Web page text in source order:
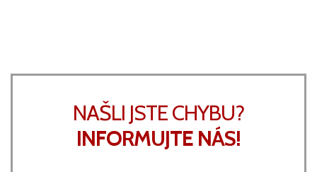
NAŠLI JSTE CHYBU?
INFORMUJTE NÁS!